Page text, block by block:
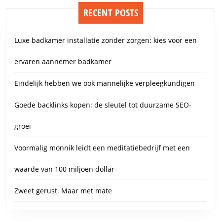
RECENT POSTS
Luxe badkamer installatie zonder zorgen: kies voor een
ervaren aannemer badkamer
Eindelijk hebben we ook mannelijke verpleegkundigen
Goede backlinks kopen: de sleutel tot duurzame SEO-
groei
Voormalig monnik leidt een meditatiebedrijf met een
waarde van 100 miljoen dollar
Zweet gerust. Maar met mate